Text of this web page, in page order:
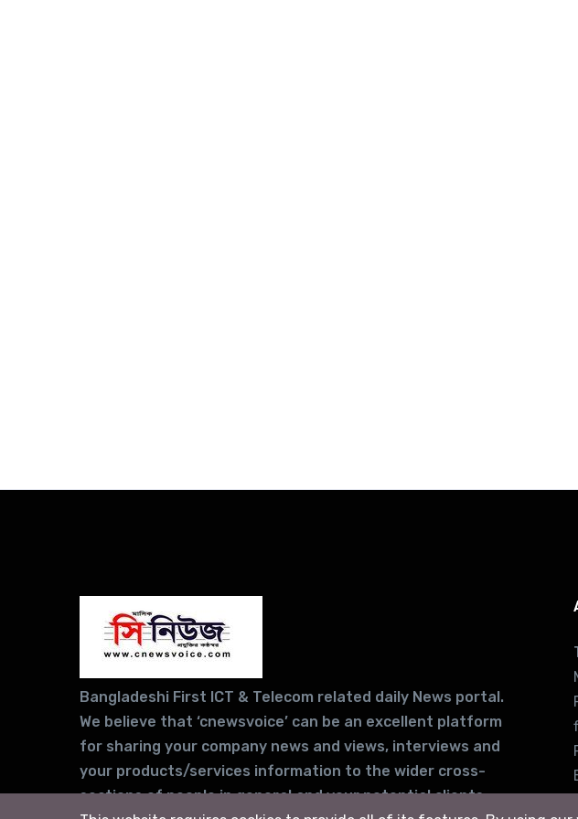
Bangladeshi First ICT & Telecom related daily News portal.
We believe that ‘cnewsvoice’ can be an excellent platform
for sharing your company news and views, interviews and
your products/services information to the wider cross-
sections of people in general and your potential clients